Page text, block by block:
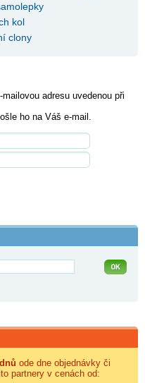
kol
clony
adresu uvedenou při
ho na Váš e-mail.
ode dne objednávky či
partnery v cenách od: